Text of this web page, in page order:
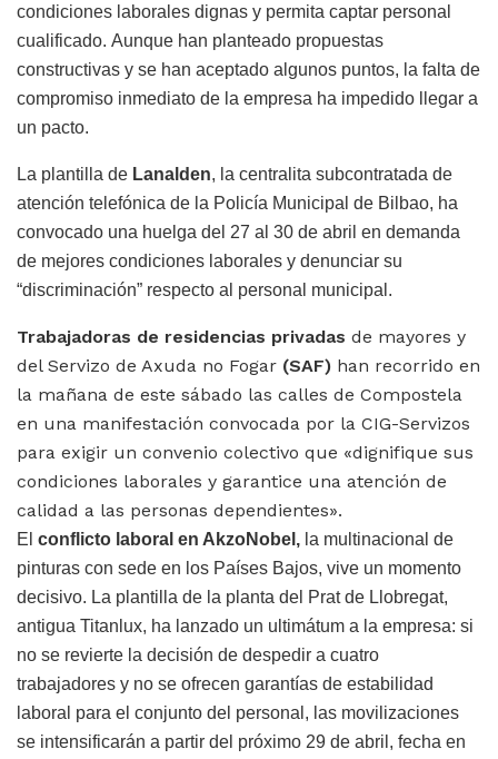
condiciones laborales dignas y permita captar personal
cualificado. Aunque han planteado propuestas
constructivas y se han aceptado algunos puntos, la falta de
compromiso inmediato de la empresa ha impedido llegar a
un pacto.
La plantilla de Lanalden, la centralita subcontratada de
atención telefónica de la Policía Municipal de Bilbao, ha
convocado una huelga del 27 al 30 de abril en demanda
de mejores condiciones laborales y denunciar su
“discriminación” respecto al personal municipal.
Trabajadoras de residencias privadas de mayores y
del Servizo de Axuda no Fogar (SAF) han recorrido en
la mañana de este sábado las calles de Compostela
en una manifestación convocada por la CIG-Servizos
para exigir un convenio colectivo que «dignifique sus
condiciones laborales y garantice una atención de
calidad a las personas dependientes».
El conflicto laboral en AkzoNobel, la multinacional de
pinturas con sede en los Países Bajos, vive un momento
decisivo. La plantilla de la planta del Prat de Llobregat,
antigua Titanlux, ha lanzado un ultimátum a la empresa: si
no se revierte la decisión de despedir a cuatro
trabajadores y no se ofrecen garantías de estabilidad
laboral para el conjunto del personal, las movilizaciones
se intensificarán a partir del próximo 29 de abril, fecha en